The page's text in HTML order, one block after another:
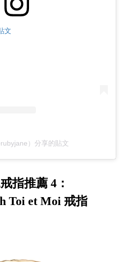
文
）分享的貼文
指推薦 4：
Toi et Moi 戒指